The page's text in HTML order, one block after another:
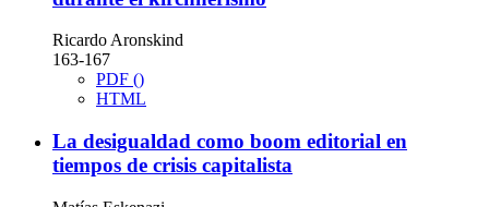
Ricardo Aronskind
163-167
PDF ()
HTML
La desigualdad como boom editorial en
tiempos de crisis capitalista